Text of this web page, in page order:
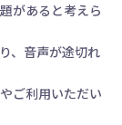
があると考えら
、音声が途切れ
ご利用いただい